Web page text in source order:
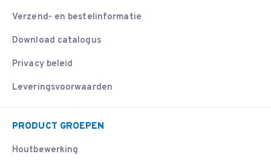
Verzend- en bestelinformatie
Download catalogus
Privacy beleid
Leveringsvoorwaarden
PRODUCT GROEPEN
Houtbewerking